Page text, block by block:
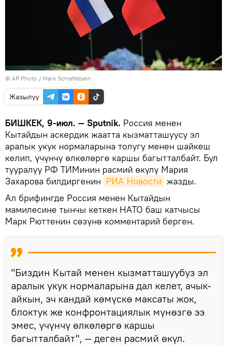
© AP Photo / Mark Schiefelbein
Жазылуу
БИШКЕК, 9-июл. — Sputnik. Россия менен
Кытайдын аскердик жаатта кызматташуусу эл
аралык укук нормаларына толугу менен шайкеш
келип, үчүнчү өлкөлөргө каршы багытталбайт. Бул
тууралуу РФ ТИМинин расмий өкүлү Мария
Захарова билдиргенин РИА Новости жазды.
Ал брифингде Россия менен Кытайдын
мамилесине тынчы кеткен НАТО баш катчысы
Марк Рюттенин сөзүнө комментарий берген.
"Биздин Кытай менен кызматташуубуз эл
аралык укук нормаларына дал келет, ачык-
айкын, эч кандай көмүскө максаты жок,
блоктук же конфронтациялык мүнөзгө ээ
эмес, үчүнчү өлкөлөргө каршы
багытталбайт", — деген расмий өкүл.